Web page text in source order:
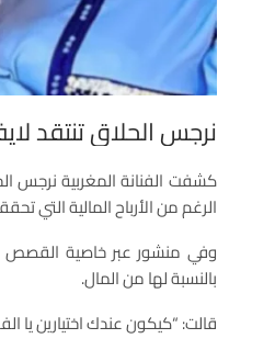
نرجس الحلاق تنتقد
كشفت الفنانة المغربية نرجس
الرغم من الأرباح المالية التي
وفي منشور عبر خاصية القصص
بالنسبة لها من المال.
قالت: “كيكون عندك اختيارين يا